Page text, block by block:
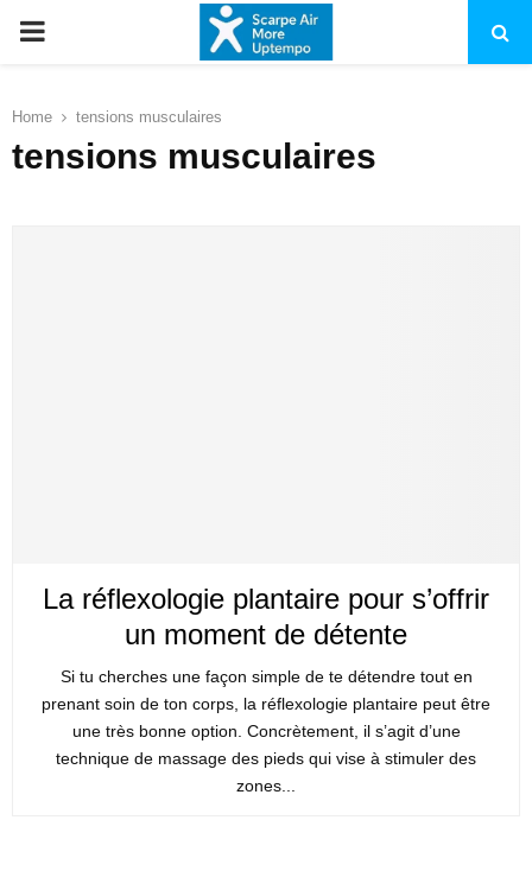
PRIMARY
Home tensions musculaires
tensions musculaires
La réflexologie plantaire pour s’offrir
un moment de détente
Si tu cherches une façon simple de te détendre tout en
prenant soin de ton corps, la réflexologie plantaire peut être
une très bonne option. Concrètement, il s’agit d’une
technique de massage des pieds qui vise à stimuler des
zones...